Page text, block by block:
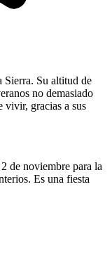
Sierra. Su altitud de
no demasiado
vivir, gracias a sus
de noviembre para la
Es una fiesta